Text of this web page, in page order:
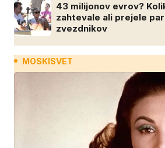
43 milijonov evrov?
zahtevale ali prejele
zvezdnikov
MOSKISVET